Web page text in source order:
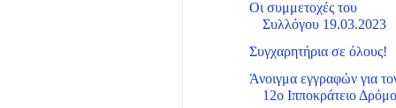
Οι συμμετοχές του
Συλλόγου 19.03.2023
Συγχαρητήρια σε όλους!
Άνοιγμα εγγραφών για
12ο Ιπποκράτειο